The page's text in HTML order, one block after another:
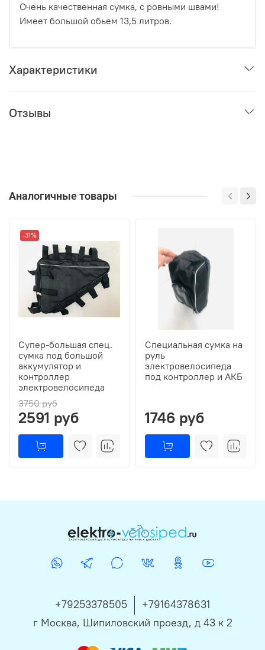
Очень качественная сумка, с ровными швами!
Имеет большой обьем 13,5 литров.
Характеристики
Отзывы
Аналогичные товары
-31%
Супер-большая спец.
сумка под большой
аккумулятор и
контроллер
электровелосипеда
3750 руб
2591 руб
Специальная сумка на
руль
электровелосипеда
под контроллер и АКБ
1746 руб
+79253378505
+79164378631
г Москва, Шипиловский проезд, д 43 к 2